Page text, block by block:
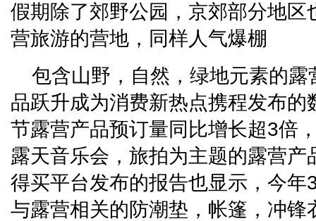
假期除了郊野公园，京郊部分地区
营旅游的营地，同样人气爆棚
包含山野，自然，绿地元素的
品跃升成为消费新热点携程发布
节露营产品预订量同比增长超3倍
露天音乐会，旅拍为主题的露营产
得买平台发布的报告也显示，今年
与露营相关的防潮垫，帐篷，冲锋